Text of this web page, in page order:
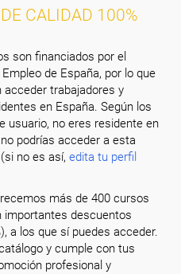
CALIDAD 100%
son financiados por el
de España, por lo que
acceder trabajadores y
en España. Según los
usuario, no eres residente en
podrías acceder a esta
no es así,edita tu perfil
más de 400 cursos
importantes descuentos
a los que sí puedes acceder.
y cumple con tus
profesional y